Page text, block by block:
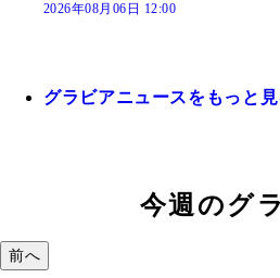
2026年08月06日 12:00
グラビアニュースをもっと見
今週のグ
前へ